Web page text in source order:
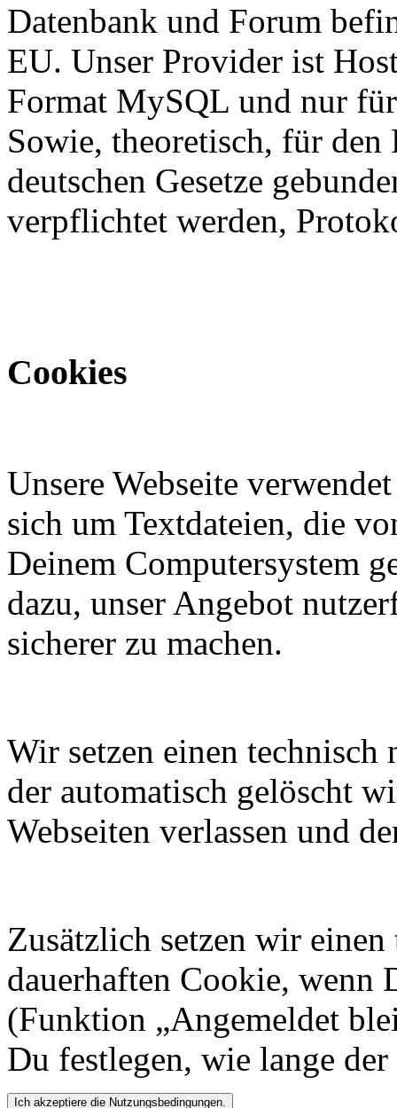
Datenbank und Forum
EU. Unser Provider ist
Format MySQL und nur
Sowie, theoretisch, für
deutschen Gesetze
verpflichtet werden,
Cookies
Unsere Webseite
sich um Textdateien, die
Deinem Computersystem
dazu, unser Angebot
sicherer zu machen.
Wir setzen einen
der automatisch gelöscht
Webseiten verlassen und
Zusätzlich setzen wir
dauerhaften Cookie, wenn
(Funktion „Angemeldet
Du festlegen, wie lange